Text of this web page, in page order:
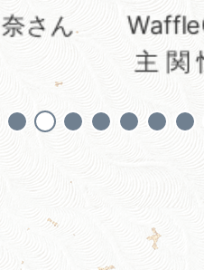
主 関 恒介さ